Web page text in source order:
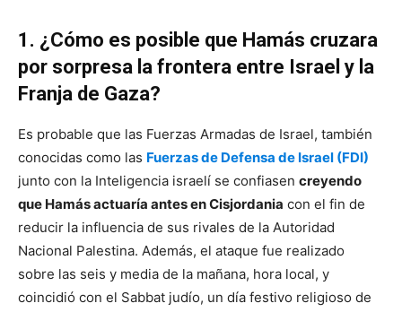
1. ¿Cómo es posible que Hamás cruzara
por sorpresa la frontera entre Israel y la
Franja de Gaza?
Es probable que las Fuerzas Armadas de Israel, también
conocidas como las Fuerzas de Defensa de Israel (FDI)
junto con la Inteligencia israelí se confiasen creyendo
que Hamás actuaría antes en Cisjordania con el fin de
reducir la influencia de sus rivales de la Autoridad
Nacional Palestina. Además, el ataque fue realizado
sobre las seis y media de la mañana, hora local, y
coincidió con el Sabbat judío, un día festivo religioso de